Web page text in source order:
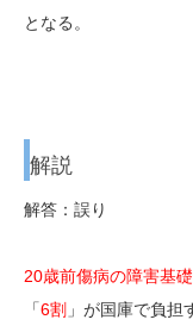
となる。
解説
解答：誤り
20歳前傷病の障害基
「6割 」が国庫で負担